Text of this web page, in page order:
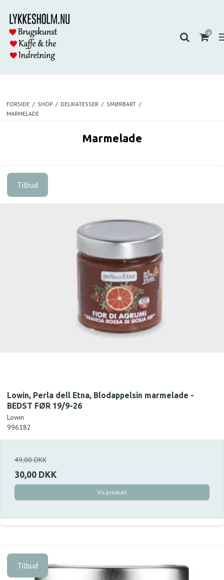
0
FORSIDE / SHOP / DELIKATESSER / SMØRBART /
MARMELADE
Marmelade
Tilbud
Lowin, Perla dell Etna, Blodappelsin marmelade -
BEDST FØR 19/9-26
Lowin
996182
49,00 DKK
30,00 DKK
Vis produkt
Tilbud